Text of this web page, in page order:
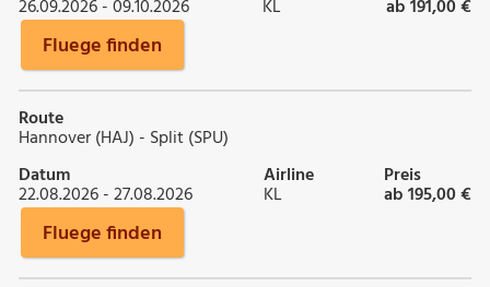
26.09.2026 - 09.10.2026 KL ab 191,00 €
Fluege finden
Route
Hannover (HAJ) - Split (SPU)
Datum
22.08.2026 - 27.08.2026
Airline
KL
Preis
ab 195,00 €
Fluege finden